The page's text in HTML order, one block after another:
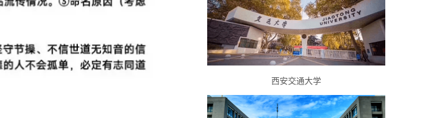
西安交通大学